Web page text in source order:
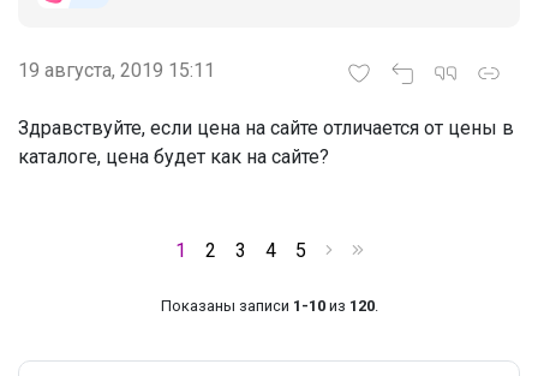
19 августа, 2019 15:11
Здравствуйте, если цена на сайте отличается от цены в
каталоге, цена будет как на сайте?
1 2 3 4 5
Показаны записи 1-10из 120.